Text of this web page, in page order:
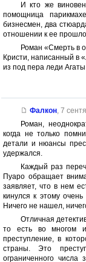
И кто же
помощница
бизнесмен, два
отношении к ее
Роман «Смерть в
Кристи, написанный в
из под пера леди
Фалкон, 7
Роман,
когда не только
детали и нюансы
удержался.
Каждый раз
Пуаро обращает
заявляет, что в нем
кинулся к этому
Ничего не нашел,
Отличная
то есть во многом
преступление, в
страны. Это
ограниченного числа